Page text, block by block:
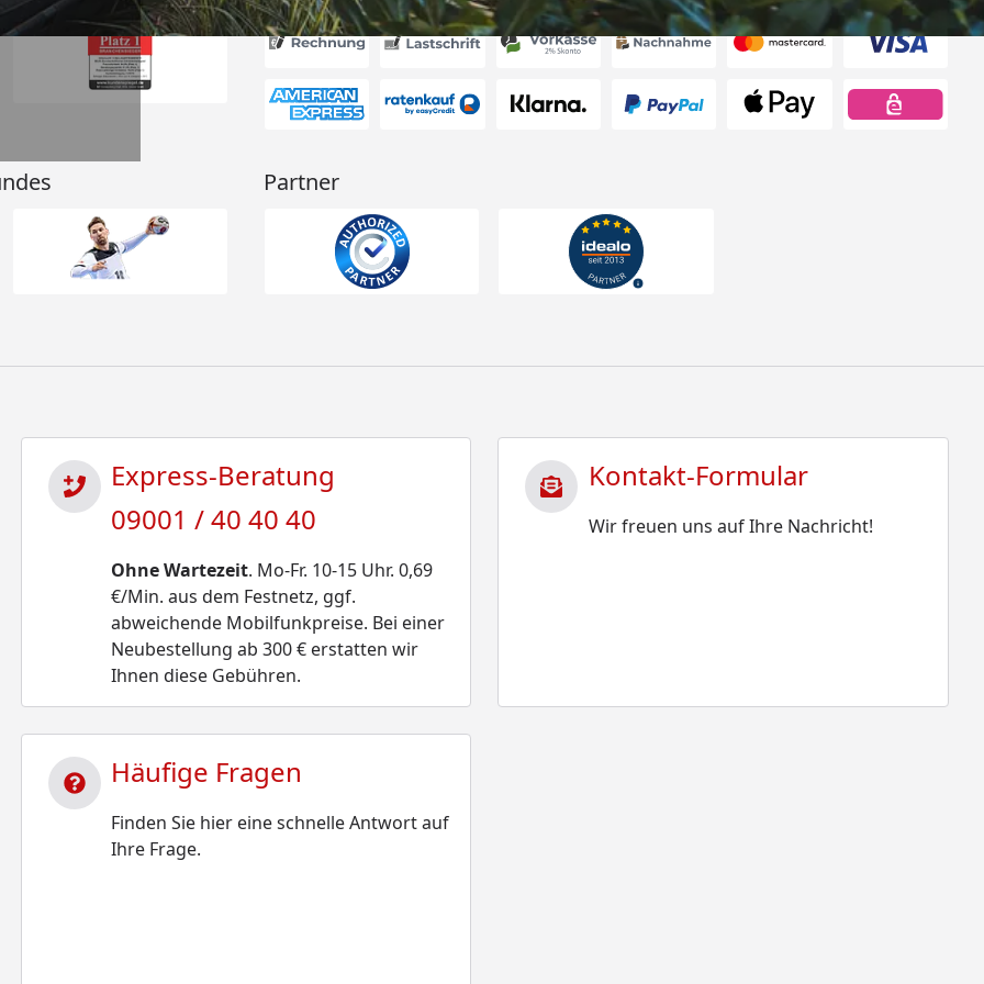
Partner
Express-Beratung
09001 / 40 40 40
Ohne Wartezeit. Mo-Fr. 10-15 Uhr. 0,69
€/Min. aus dem Festnetz, ggf.
abweichende Mobilfunkpreise. Bei einer
Neubestellung ab 300 € erstatten wir
Ihnen diese Gebühren.
Kontakt-Formular
Wir freuen uns auf Ihre Nachricht!
Häufige Fragen
Finden Sie hier eine schnelle Antwort auf
Ihre Frage.